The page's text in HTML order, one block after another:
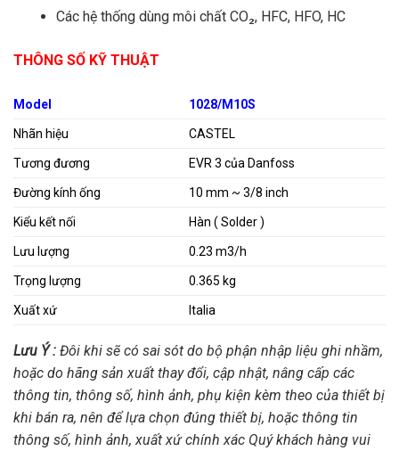
Các hệ thống dùng môi chất CO₂, HFC, HFO, HC
THÔNG SỐ KỸ THUẬT
Model 1028/M10S
Nhãn hiệu CASTEL
Tương đương EVR 3 của Danfoss
Đường kính ống 10 mm ~ 3/8 inch
Kiểu kết nối Hàn ( Solder )
Lưu lượng 0.23 m3/h
Trọng lượng 0.365 kg
Xuất xứ Italia
Lưu Ý : Đôi khi sẽ có sai sót do bộ phận nhập liệu ghi nhầm,
hoặc do hãng sản xuất thay đổi, cập nhật, nâng cấp các
thông tin, thông số, hình ảnh, phụ kiện kèm theo của thiết bị
khi bán ra, nên để lựa chọn đúng thiết bị, hoặc thông tin
thông số, hình ảnh, xuất xứ chính xác Quý khách hàng vui